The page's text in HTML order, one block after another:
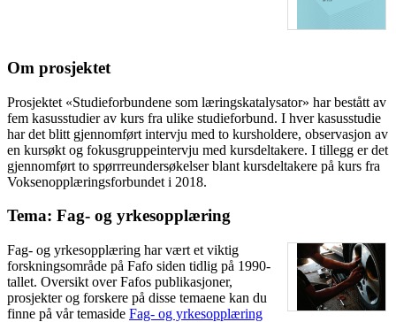
Om prosjektet
Prosjektet «Studieforbundene som læringskatalysator» har bestått av
fem kasusstudier av kurs fra ulike studieforbund. I hver kasusstudie
har det blitt gjennomført intervju med to kursholdere, observasjon av
en kursøkt og fokusgruppeintervju med kursdeltakere. I tillegg er det
gjennomført to spørrreundersøkelser blant kursdeltakere på kurs fra
Voksenopplæringsforbundet i 2018.
Tema: Fag- og yrkesopplæring
Fag- og yrkesopplæring har vært et viktig
forskningsområde på Fafo siden tidlig på 1990-
tallet. Oversikt over Fafos publikasjoner,
prosjekter og forskere på disse temaene kan du
finne på vår temaside Fag- og yrkesopplæring